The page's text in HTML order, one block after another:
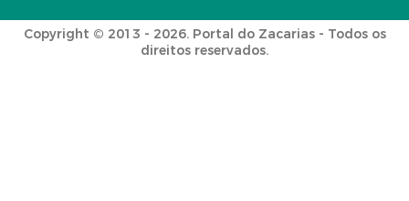
Copyright © 2013 - 2026. Portal do Zacarias - Todos os
direitos reservados.